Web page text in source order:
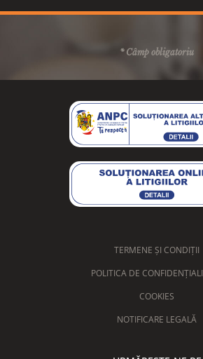
* Câmp obligatoriu
TERMENE ȘI CONDIȚII
POLITICA DE
COOKIES
NOTIFICARE LEGALĂ